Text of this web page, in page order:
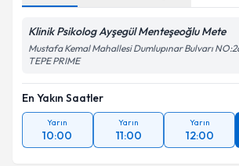
Klinik Psikolog Ayşegül Menteşeoğlu Mete
Mustafa Kemal Mahallesi Dumlupınar Bulvarı
TEPE PRIME
En Yakın Saatler
Yarın
10:00
Yarın
11:00
Yarın
12:00